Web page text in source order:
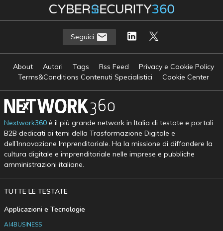
Seguici
About Autori Tags Rss Feed
Privacy e Cookie Policy
Terms&Conditions Contenuti Specialistici
Cookie Center
Nextwork360è il più grande network in Italia di testate e portali
B2B dedicati ai temi della Trasformazione Digitale e
dell’Innovazione Imprenditoriale. Ha la missione di diffondere la
cultura digitale e imprenditoriale nelle imprese e pubbliche
amministrazioni italiane.
TUTTE LE TESTATE
Applicazioni e Tecnologie
AI4BUSINESS